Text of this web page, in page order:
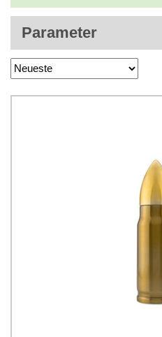
Parameter